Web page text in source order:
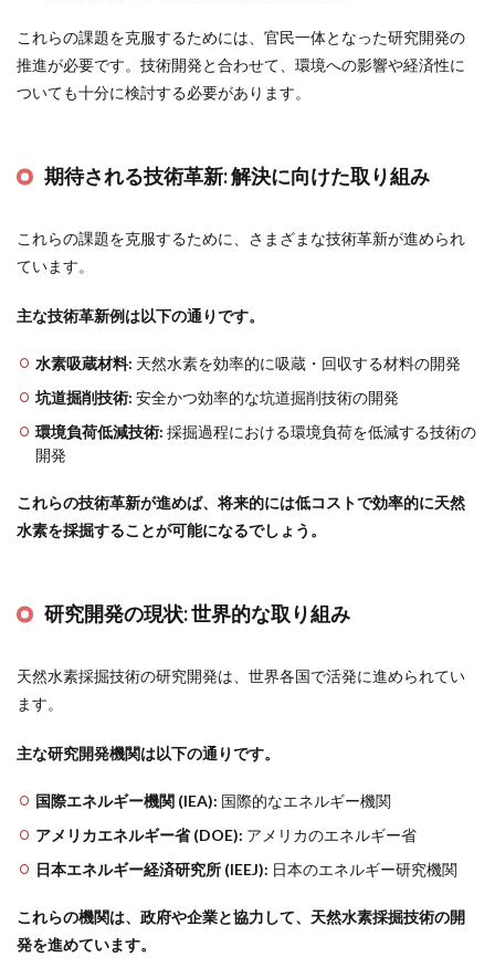
これらの課題を克服するためには、官民一体となった研究開発の
推進が必要です。技術開発と合わせて、環境への影響や経済性に
ついても十分に検討する必要があります。
期待される技術革新:解決に向けた取り組み
これらの課題を克服するために、さまざまな技術革新が進められ
ています。
主な技術革新例は以下の通りです。
水素吸蔵材料: 天然水素を効率的に吸蔵・回収する材料の開発
坑道掘削技術: 安全かつ効率的な坑道掘削技術の開発
環境負荷低減技術: 採掘過程における環境負荷を低減する技術の
開発
これらの技術革新が進めば、将来的には低コストで効率的に天然
水素を採掘することが可能になるでしょう。
研究開発の現状:世界的な取り組み
天然水素採掘技術の研究開発は、世界各国で活発に進められてい
ます。
主な研究開発機関は以下の通りです。
国際エネルギー機関 (IEA): 国際的なエネルギー機関
アメリカエネルギー省 (DOE): アメリカのエネルギー省
日本エネルギー経済研究所 (IEEJ): 日本のエネルギー研究機関
これらの機関は、政府や企業と協力して、天然水素採掘技術の開
発を進めています。